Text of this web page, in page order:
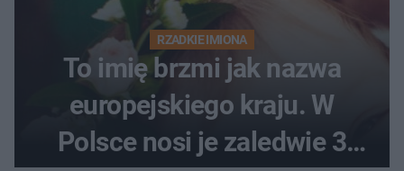
RZADKIE IMIONA
To imię brzmi jak nazwa
europejskiego kraju. W
Polsce nosi je zaledwie 3